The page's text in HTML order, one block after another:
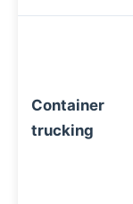
Container
trucking